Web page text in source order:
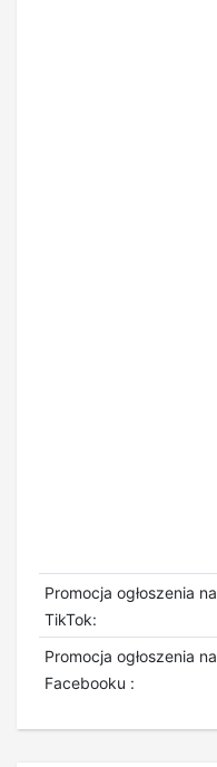
Promocja ogłoszenia na
TikTok:
Promocja ogłoszenia na
Facebooku :